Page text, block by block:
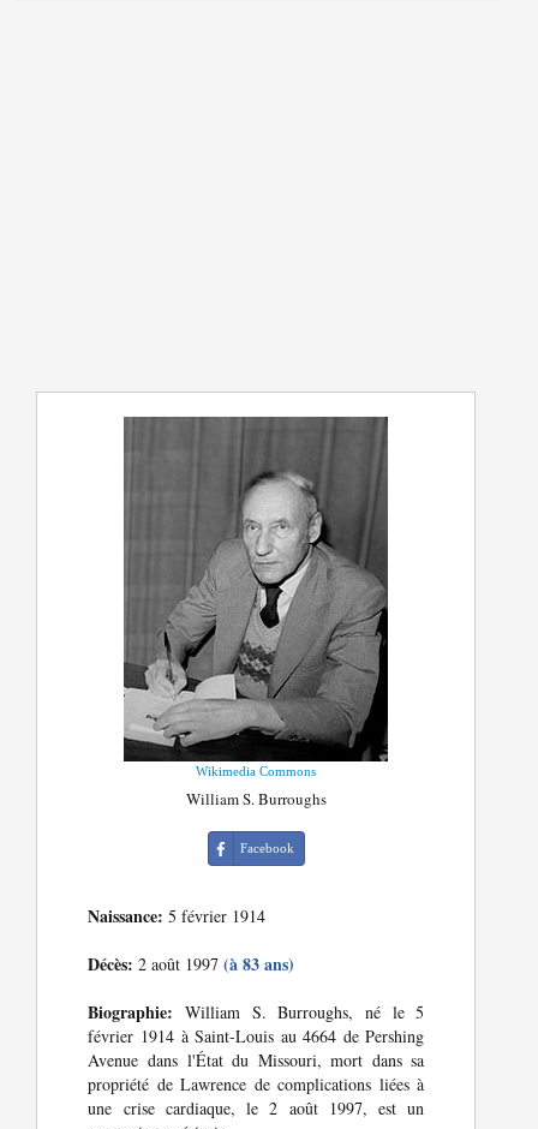
Wikimedia Commons
William S. Burroughs
Facebook
Naissance: 5 février 1914
Décès: 2 août 1997(à 83 ans)
Biographie: William S. Burroughs, né le 5
février 1914 à Saint-Louis au 4664 de Pershing
Avenue dans l'État du Missouri, mort dans sa
propriété de Lawrence de complications liées à
une crise cardiaque, le 2 août 1997, est un